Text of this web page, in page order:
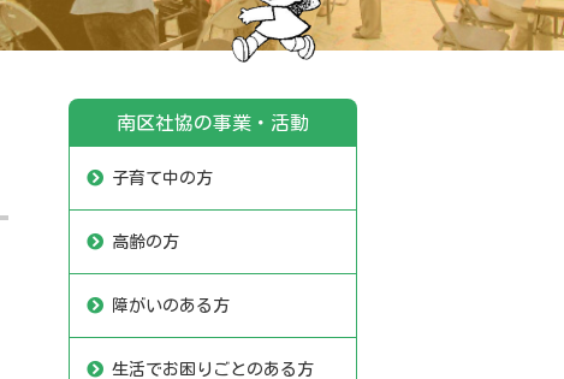
南区社協の事業・活動
子育て中の方
高齢の方
障がいのある方
生活でお困りごとのある方